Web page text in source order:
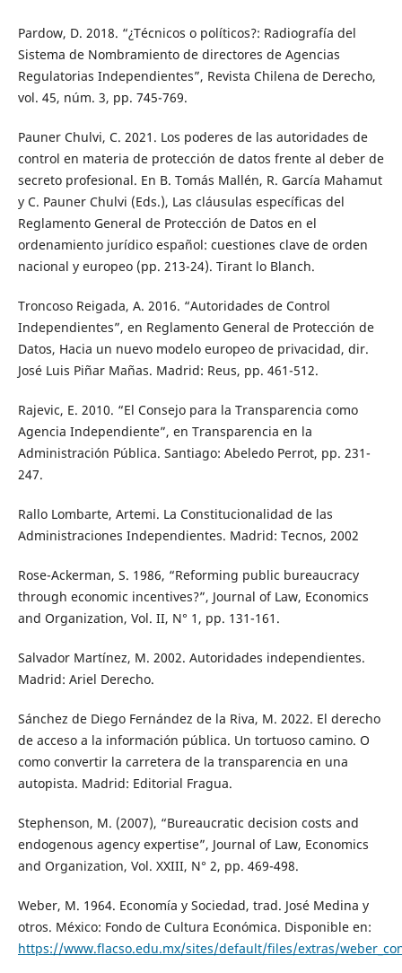
Pardow, D. 2018. “¿Técnicos o políticos?: Radiografía del
Sistema de Nombramiento de directores de Agencias
Regulatorias Independientes”, Revista Chilena de Derecho,
vol. 45, núm. 3, pp. 745-769.
Pauner Chulvi, C. 2021. Los poderes de las autoridades de
control en materia de protección de datos frente al deber de
secreto profesional. En B. Tomás Mallén, R. García Mahamut
y C. Pauner Chulvi (Eds.), Las cláusulas específicas del
Reglamento General de Protección de Datos en el
ordenamiento jurídico español: cuestiones clave de orden
nacional y europeo (pp. 213-24). Tirant lo Blanch.
Troncoso Reigada, A. 2016. “Autoridades de Control
Independientes”, en Reglamento General de Protección de
Datos, Hacia un nuevo modelo europeo de privacidad, dir.
José Luis Piñar Mañas. Madrid: Reus, pp. 461-512.
Rajevic, E. 2010. “El Consejo para la Transparencia como
Agencia Independiente”, en Transparencia en la
Administración Pública. Santiago: Abeledo Perrot, pp. 231-
247.
Rallo Lombarte, Artemi. La Constitucionalidad de las
Administraciones Independientes. Madrid: Tecnos, 2002
Rose-Ackerman, S. 1986, “Reforming public bureaucracy
through economic incentives?”, Journal of Law, Economics
and Organization, Vol. II, N° 1, pp. 131-161.
Salvador Martínez, M. 2002. Autoridades independientes.
Madrid: Ariel Derecho.
Sánchez de Diego Fernández de la Riva, M. 2022. El derecho
de acceso a la información pública. Un tortuoso camino. O
como convertir la carretera de la transparencia en una
autopista. Madrid: Editorial Fragua.
Stephenson, M. (2007), “Bureaucratic decision costs and
endogenous agency expertise”, Journal of Law, Economics
and Organization, Vol. XXIII, N° 2, pp. 469-498.
Weber, M. 1964. Economía y Sociedad, trad. José Medina y
otros. México: Fondo de Cultura Económica. Disponible en:
https://www.flacso.edu.mx/sites/default/files/extras/